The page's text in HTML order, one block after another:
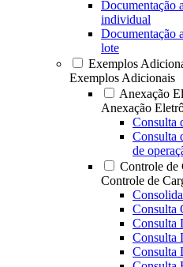
Documentação
individual
Documentação
lote
Exemplos
Exemplos Adicionais
Anexação
Anexação
Consulta
Consulta
de
Controle de
Controle de
Consulta
Consulta
Consulta
Consulta